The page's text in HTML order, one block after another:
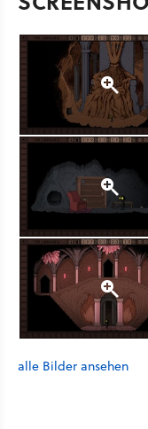
alle Bilder ansehen